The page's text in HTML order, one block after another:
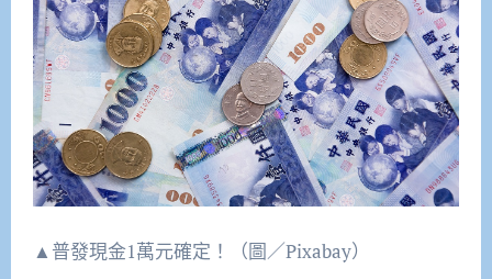
▲普發現金1萬元確定！（圖／Pixabay）